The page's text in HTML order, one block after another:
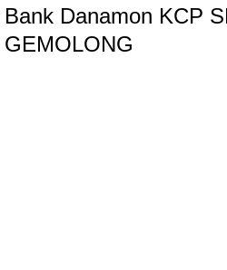
Bank Danamon KCP
GEMOLONG